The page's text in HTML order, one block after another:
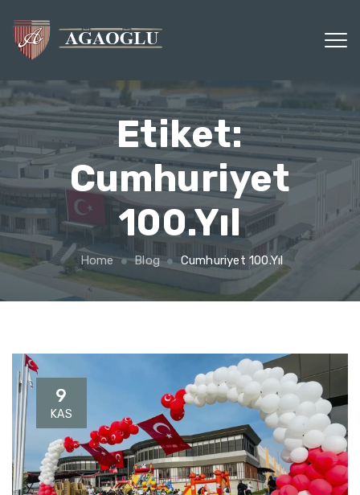
Etiket:
Cumhuriyet
100.yıl
Home Blog Cumhuriyet 100.yıl
9
KAS